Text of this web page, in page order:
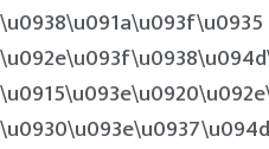
\u0938\u091a\u093f\u0935